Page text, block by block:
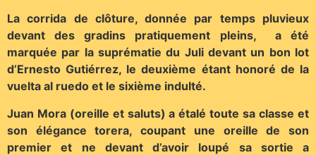
La corrida de clôture, donnée par temps pluvieux
devant des gradins pratiquement pleins, a été
marquée par la suprématie du Juli devant un bon lot
d’Ernesto Gutiérrez, le deuxième étant honoré de la
vuelta al ruedo et le sixième indulté.
Juan Mora (oreille et saluts) a étalé toute sa classe et
son élégance torera, coupant une oreille de son
premier et ne devant d’avoir loupé sa sortie a